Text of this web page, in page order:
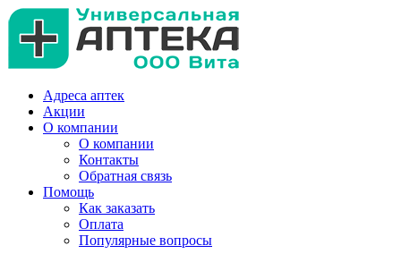
Адреса аптек
Акции
О компании
О компании
Контакты
Обратная связь
Помощь
Как заказать
Оплата
Популярные вопросы